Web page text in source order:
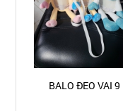
BALO ĐEO VAI 9